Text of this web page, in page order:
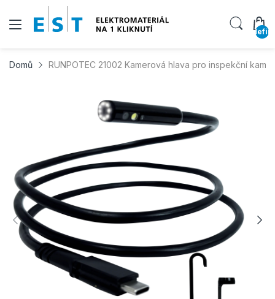
Domů RUNPOTEC 21002 Kamerová hlava pro inspekční